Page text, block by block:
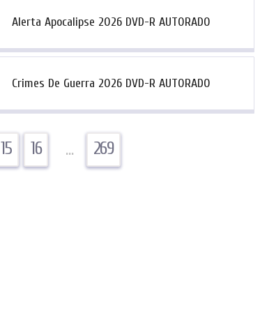
Alerta Apocalipse 2026 DVD-R AUTORADO
Crimes De Guerra 2026 DVD-R AUTORADO
15 16 … 269